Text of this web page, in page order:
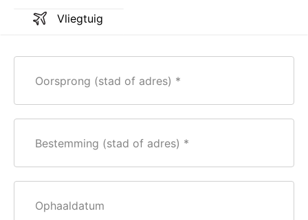
Vliegtuig
Oorsprong (stad of adres)
Bestemming (stad of adres)
Ophaaldatum